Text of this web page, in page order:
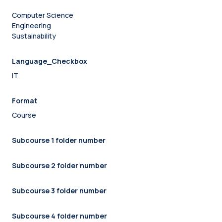
Computer Science
Engineering
Sustainability
Language_Checkbox
IT
Format
Course
Subcourse 1 folder number
Subcourse 2 folder number
Subcourse 3 folder number
Subcourse 4 folder number